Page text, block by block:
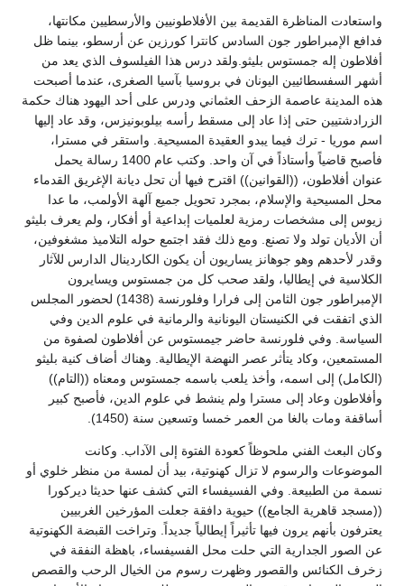
واستعادت المناظرة القديمة بين الأفلاطونيين والأرسطيين مكانتها،
فدافع الإمبراطور جون السادس كانترا كورزين عن أرسطو، بينما ظل
أفلاطون إله جمستوس بليثو.ولقد درس هذا الفيلسوف الذي يعد من
أشهر السفسطائيين اليونان في بروسيا بآسيا الصغرى، عندما أصبحت
هذه المدينة عاصمة الزحف العثماني ودرس على أحد اليهود هناك حكمة
الزرادشتيين حتى إذا عاد إلى مسقط رأسه بيلوبونيزس، وقد عاد إليها
اسم موريا - ترك فيما يبدو العقيدة المسيحية. واستقر في مسترا،
فأصبح قاضياً وأستاذاً في آن واحد. وكتب عام 1400 رسالة يحمل
عنوان أفلاطون، ((القوانين)) اقترح فيها أن تحل ديانة الإغريق القدماء
محل المسيحية والإسلام، بمجرد تحويل جميع آلهة الأولمب، ما عدا
زيوس إلى مشخصات رمزية لعلميات إبداعية أو أفكار، ولم يعرف بليثو
أن الأديان تولد ولا تصنع. ومع ذلك فقد اجتمع حوله التلاميذ مشغوفين،
وقدر لأحدهم وهو جوهانز يساريون أن يكون الكاردينال الدارس للآثار
الكلاسية في إيطاليا، ولقد صحب كل من جمستوس ويسايرون
الإمبراطور جون الثامن إلى فرارا وفلورنسة (1438) لحضور المجلس
الذي اتفقت في الكنيستان اليونانية والرمانية في علوم الدين وفي
السياسة. وفي فلورنسة حاضر جيمستوس عن أفلاطون لصفوة من
المستمعين، وكاد يتأثر عصر النهضة الإيطالية. وهناك أضاف كنية بليثو
(الكامل) إلى اسمه، وأخذ يلعب باسمه جمستوس ومعناه ((التام))
وأفلاطون وعاد إلى مسترا ولم ينشط في علوم الدين، فأصبح كبير
أساقفة ومات بالغا من العمر خمسا وتسعين سنة (1450).
وكان البعث الفني ملحوظاً كعودة الفتوة إلى الآداب. وكانت
الموضوعات والرسوم لا تزال كهنوتية، بيد أن لمسة من منظر خلوي أو
نسمة من الطبيعة. وفي الفسيفساء التي كشف عنها حديثا ديركورا
((مسجد قاهرية الجامع)) حيوية دافقة جعلت المؤرخين الغربيين
يعترفون بأنهم يرون فيها تأثيراً إيطالياً جديداً. وتراخت القبضة الكهنوتية
عن الصور الجدارية التي حلت محل الفسيفساء، باهظة النفقة في
زخرف الكنائس والقصور وظهرت رسوم من الخيال الرحب والقصص